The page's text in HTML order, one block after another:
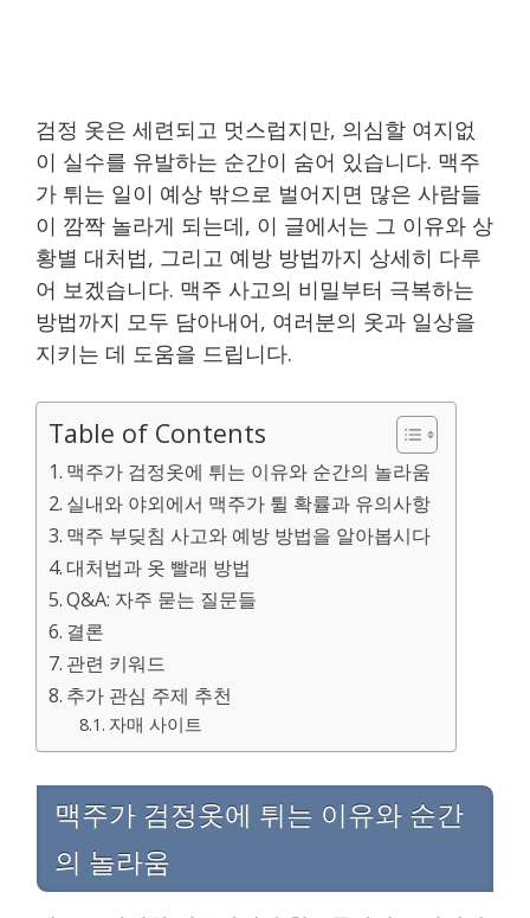
검정 옷은 세련되고 멋스럽지만, 의심할 여지없
이 실수를 유발하는 순간이 숨어 있습니다. 맥주
가 튀는 일이 예상 밖으로 벌어지면 많은 사람들
이 깜짝 놀라게 되는데, 이 글에서는 그 이유와 상
황별 대처법, 그리고 예방 방법까지 상세히 다루
어 보겠습니다. 맥주 사고의 비밀부터 극복하는
방법까지 모두 담아내어, 여러분의 옷과 일상을
지키는 데 도움을 드립니다.
Table of Contents
맥주가 검정옷에 튀는 이유와 순간의 놀라움
실내와 야외에서 맥주가 튈 확률과 유의사항
맥주 부딪침 사고와 예방 방법을 알아봅시다
대처법과 옷 빨래 방법
Q&A: 자주 묻는 질문들
결론
관련 키워드
추가 관심 주제 추천
자매 사이트
맥주가 검정옷에 튀는 이유와 순간
의 놀라움